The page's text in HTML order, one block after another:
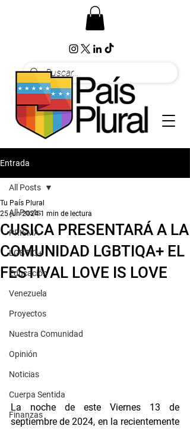
Entrada
All Posts
PRISMA
LGBTIQ+
Educación
Venezuela
Proyectos
Nuestra Comunidad
Opinión
Noticias
Cuerpa Sentida
Finanzas
All Posts
CUSICA PRESENTARÁ A LA
COMUNIDAD LGBTIQA+ EL
FESTIVAL LOVE IS LOVE
Tu País Plural
25 jun 2024 1 min de lectura
La noche de este Viernes 13 de
septiembre de 2024, en la recientemente